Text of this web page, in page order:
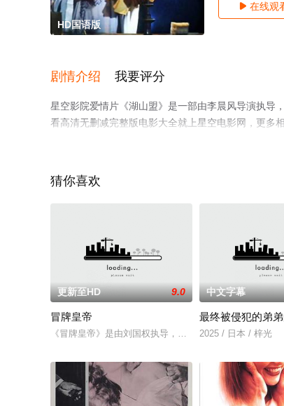
HD国语版
 在线观
剧情介绍 我要评分
星空影院爱情片《湖山盟》是一部由李晨风导演执导
看高清无删减完整版电影大全就上星空电影网，更多
猜你喜欢
更新至HD 9.0
冒牌皇帝
《冒牌皇帝》是由刘国权执导，冯宝宝、洪欣、吴镇宇
中文字幕
最终被侵犯的弟
2025 / 日本 / 梓光